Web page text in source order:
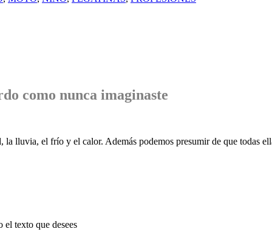
como nunca imaginaste
lluvia, el frío y el calor. Además podemos presumir de que todas
el texto que desees